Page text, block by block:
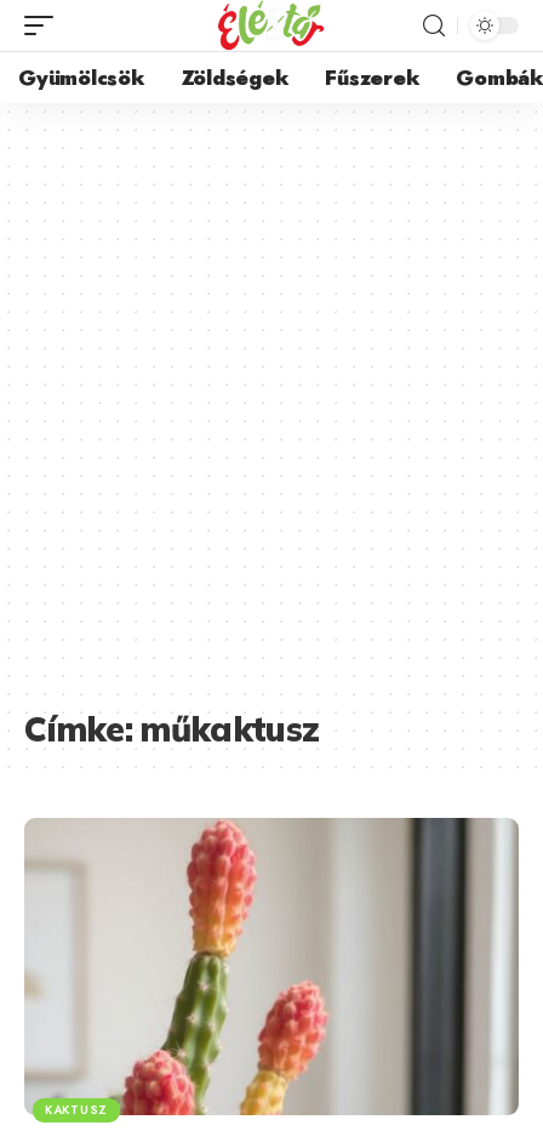
Gyümölcsök Zöldségek Fűszerek Gombák
Címke:műkaktusz
KAKTUSZ